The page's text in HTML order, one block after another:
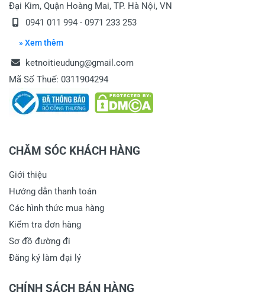
Đại Kim, Quận Hoàng Mai, TP. Hà Nội, VN
0941 011 994 - 0971 233 253
» Xem thêm
ketnoitieudung@gmail.com
Mã Số Thuế: 0311904294
CHĂM SÓC KHÁCH HÀNG
Giới thiệu
Hướng dẫn thanh toán
Các hình thức mua hàng
Kiểm tra đơn hàng
Sơ đồ đường đi
Đăng ký làm đại lý
CHÍNH SÁCH BÁN HÀNG